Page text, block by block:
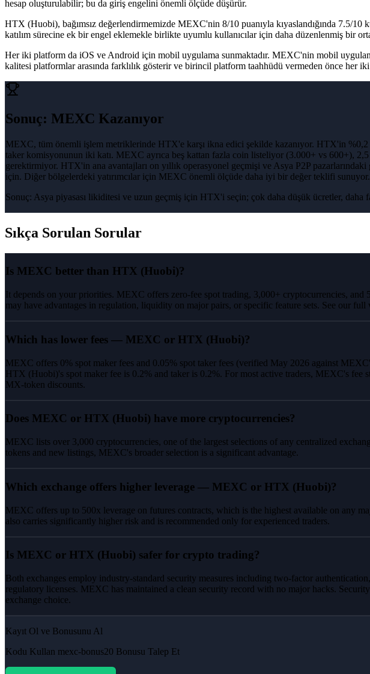
hesap oluşturulabilir; bu da giriş engelini önemli ölçüde düşürür.
HTX (Huobi), bağımsız değerlendirmemizde MEXC'nin 8/10 puanıyla kıyaslandığında 7.5/10
katılım sürecine ek bir engel eklemekle birlikte uyumlu kullanıcılar için daha düzenlenmiş bir
Her iki platform da iOS ve Android için mobil uygulama sunmaktadır. MEXC'nin mobil
kalitesi platformlar arasında farklılık gösterir ve birincil platform taahhüdü vermeden önce her
Sonuç: MEXC Kazanıyor
MEXC, tüm önemli işlem metriklerinde HTX'e karşı ikna edici şekilde kazanıyor. HTX'in
taker komisyonunun iki katı. MEXC ayrıca beş kattan fazla coin listeliyor (3.000+ vs 600+),
gerektirmiyor. HTX'in ana avantajları on yıllık operasyonel geçmişi ve Asya P2P
için. Diğer bölgelerdeki yatırımcılar için MEXC önemli ölçüde daha iyi bir değer teklifi sunuyor.
Sonuç: Asya piyasası likiditesi ve uzun geçmiş için HTX'i seçin; çok daha düşük ücretler,
Sıkça Sorulan Sorular
Is MEXC better than HTX (Huobi)?
It depends on your priorities. MEXC offers zero-fee spot trading, 3,000+ cryptocurrencies,
may have advantages in regulation, liquidity on major pairs, or specific feature sets. See our
Which has lower fees — MEXC or HTX (Huobi)?
MEXC offers 0% spot maker fees and 0.05% spot taker fees (verified May 2026 against
HTX (Huobi)'s spot maker fee is 0.2% and taker is 0.2%. For most active traders, MEXC's
MX-token discounts.
Does MEXC or HTX (Huobi) have more cryptocurrencies?
MEXC lists over 3,000 cryptocurrencies, one of the largest selections of any centralized
tokens and new listings, MEXC's broader selection is a significant advantage.
Which exchange offers higher leverage — MEXC or HTX (Huobi)?
MEXC offers up to 500x leverage on futures contracts, which is the highest available on any
also carries significantly higher risk and is recommended only for experienced traders.
Is MEXC or HTX (Huobi) safer for crypto trading?
Both exchanges employ industry-standard security measures including two-factor
regulatory licenses. MEXC has maintained a clean security record with no major hacks.
exchange choice.
Kayıt Ol ve Bonusunu Al
Kodu Kullan mexc-bonus20 Bonusu Talep Et